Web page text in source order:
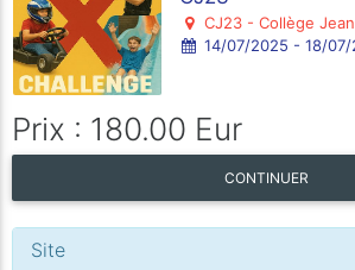
CJ23 - Collège Jean
14/07/2025 - 18/07/
Prix : 180.00 Eur
CONTINUER
Site